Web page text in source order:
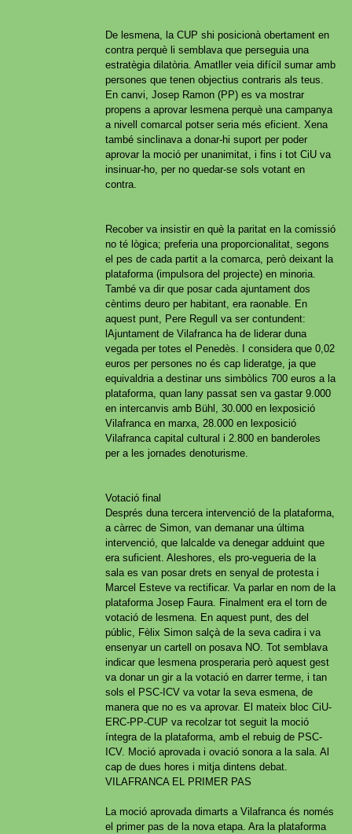
De lesmena, la CUP shi posicionà obertament en
contra perquè li semblava que perseguia una
estratègia dilatòria. Amatller veia difícil sumar amb
persones que tenen objectius contraris als teus.
En canvi, Josep Ramon (PP) es va mostrar
propens a aprovar lesmena perquè una campanya
a nivell comarcal potser seria més eficient. Xena
també sinclinava a donar-hi suport per poder
aprovar la moció per unanimitat, i fins i tot CiU va
insinuar-ho, per no quedar-se sols votant en
contra.
Recober va insistir en què la paritat en la comissió
no té lògica; preferia una proporcionalitat, segons
el pes de cada partit a la comarca, però deixant la
plataforma (impulsora del projecte) en minoria.
També va dir que posar cada ajuntament dos
cèntims deuro per habitant, era raonable. En
aquest punt, Pere Regull va ser contundent:
lAjuntament de Vilafranca ha de liderar duna
vegada per totes el Penedès. I considera que 0,02
euros per persones no és cap lideratge, ja que
equivaldria a destinar uns simbòlics 700 euros a la
plataforma, quan lany passat sen va gastar 9.000
en intercanvis amb Bühl, 30.000 en lexposició
Vilafranca en marxa, 28.000 en lexposició
Vilafranca capital cultural i 2.800 en banderoles
per a les jornades denoturisme.
Votació final
Després duna tercera intervenció de la plataforma,
a càrrec de Simon, van demanar una última
intervenció, que lalcalde va denegar adduint que
era suficient. Aleshores, els pro-vegueria de la
sala es van posar drets en senyal de protesta i
Marcel Esteve va rectificar. Va parlar en nom de la
plataforma Josep Faura. Finalment era el torn de
votació de lesmena. En aquest punt, des del
públic, Fèlix Simon salçà de la seva cadira i va
ensenyar un cartell on posava NO. Tot semblava
indicar que lesmena prosperaria però aquest gest
va donar un gir a la votació en darrer terme, i tan
sols el PSC-ICV va votar la seva esmena, de
manera que no es va aprovar. El mateix bloc CiU-
ERC-PP-CUP va recolzar tot seguit la moció
íntegra de la plataforma, amb el rebuig de PSC-
ICV. Moció aprovada i ovació sonora a la sala. Al
cap de dues hores i mitja dintens debat.
VILAFRANCA EL PRIMER PAS
La moció aprovada dimarts a Vilafranca és només
el primer pas de la nova etapa. Ara la plataforma